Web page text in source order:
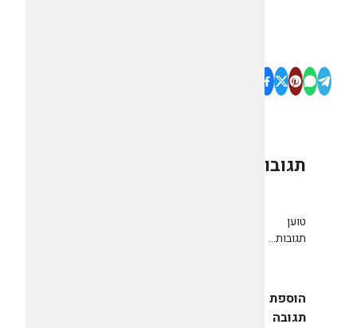
תגובות
טוען
תגובות...
הוספת
תגובה